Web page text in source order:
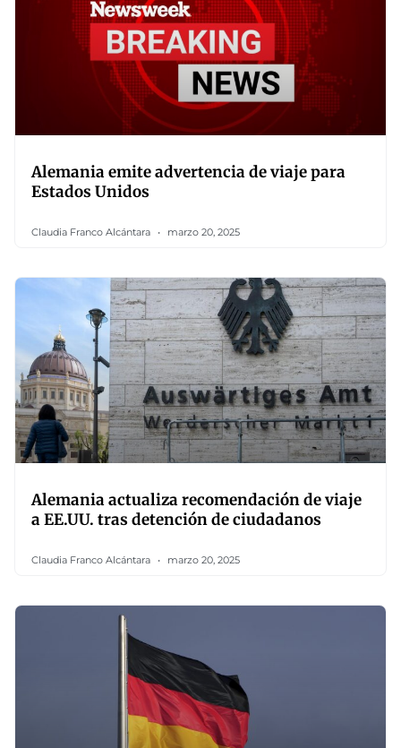
Alemania emite advertencia de viaje para
Estados Unidos
Claudia Franco Alcántara marzo 20, 2025
Alemania actualiza recomendación de viaje
a EE.UU. tras detención de ciudadanos
Claudia Franco Alcántara marzo 20, 2025